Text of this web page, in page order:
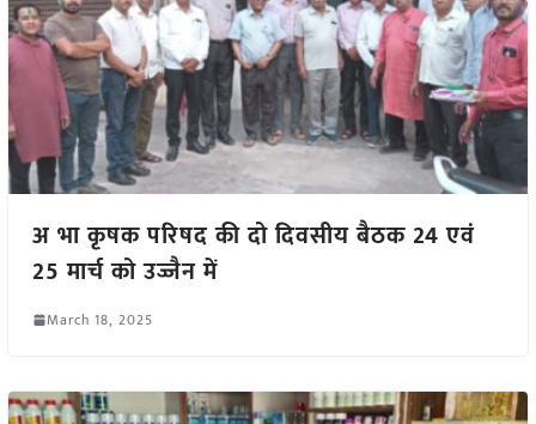
अ भा कृषक परिषद की दो दिवसीय बैठक 24 एवं
25 मार्च को उज्जैन में
March 18, 2025